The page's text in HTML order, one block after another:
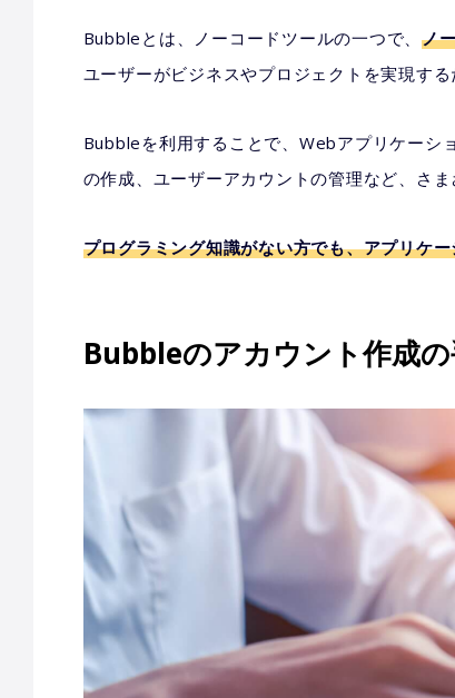
Bubbleとは、ノーコードツールの一つで、ノ
ユーザーがビジネスやプロジェクトを実現する
Bubbleを利用することで、Webアプリケーシ
の作成、ユーザーアカウントの管理など、さ
プログラミング知識がない方でも、アプリケ
Bubbleのアカウント作成